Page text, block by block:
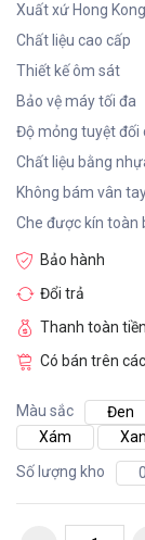
Xuất xứ Hong Kong
Chất liệu cao cấp
Thiết kế ôm sát
Bảo vệ máy tối đa
Độ mỏng tuyệt đối
Chất liệu bằng
Không bám vân
Che được kín toàn
Bảo hành
Đổi trả
Thanh toàn
Có bán trên
Màu sắc Đen
Xám
Số lượng kho
0